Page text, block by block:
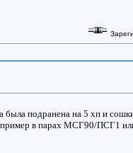
была подранена на 5 хп и
в парах МСГ90/ПСГ1